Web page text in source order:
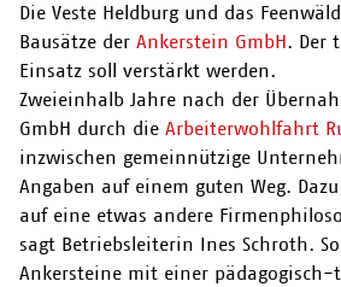
Die Veste Heldburg und das
Bausätze der Ankerstein GmbH. Der
Einsatz soll verstärkt werden.
Zweieinhalb Jahre nach der
GmbH durch die Arbeiterwohlfahrt
inzwischen gemeinnützige
Angaben auf einem guten Weg.
auf eine etwas andere
sagt Betriebsleiterin Ines Schroth.
Ankersteine mit einer pädagogisch-